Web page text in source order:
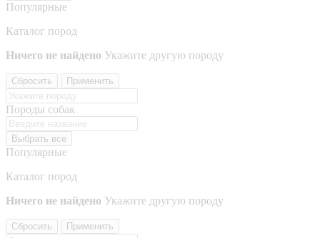
Популярные
Каталог пород
Ничего не найдено Укажите другую породу
Сбросить Применить
Породы собак
Выбрать все
Популярные
Каталог пород
Ничего не найдено Укажите другую породу
Сбросить Применить